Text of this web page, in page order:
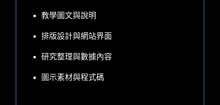
教學圖文與說明
排版設計與網站界面
研究整理與數據內容
圖示素材與程式碼